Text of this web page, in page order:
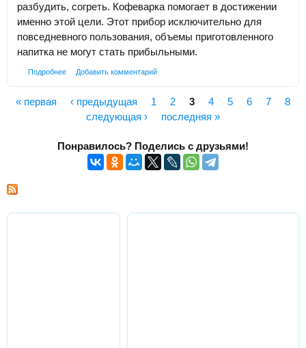
разбудить, согреть. Кофеварка помогает в достижении
именно этой цели. Этот прибор исключительно для
повседневного пользования, объемы приготовленного
напитка не могут стать прибыльными.
Подробнее Добавить комментарий
« первая ‹ предыдущая 1 2 3 4 5 6 7
8
следующая ›
последняя »
Понравилось? Поделись с друзьями!